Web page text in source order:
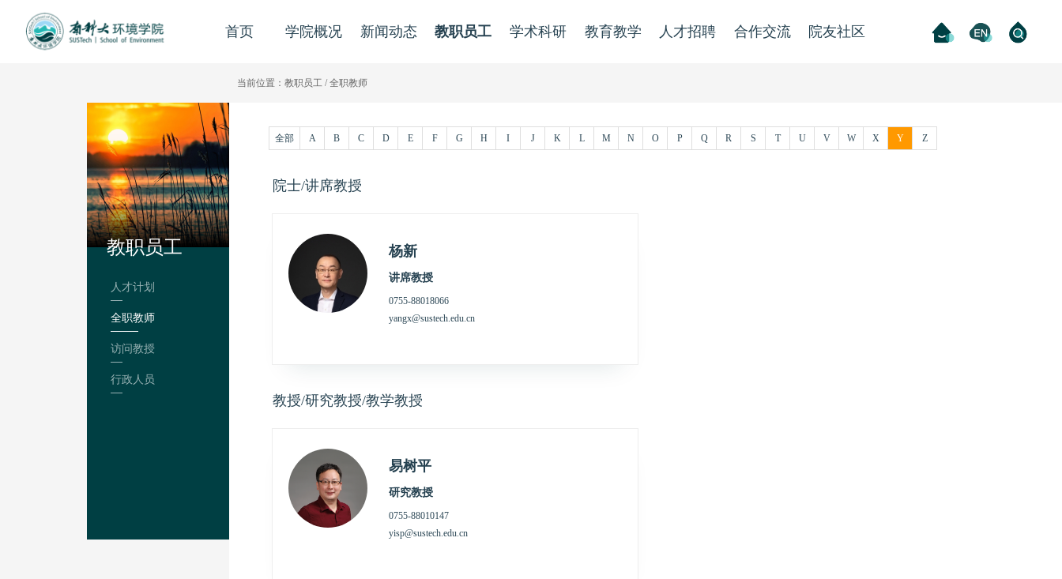
首页 学院概况 新闻动态 教职员工 学术科研 教育教学 人才招聘 合作交流 院友社区
当前位置： 教职员工 /全职教师
教职员工
人才计划
全职教师
访问教授
行政人员
全部 A B C D E F G H I J K L M N O P Q R S T U V W X Y Z
院士/讲席教授
杨新
讲席教授
0755-88018066
yangx@sustech.edu.cn
教授/研究教授/教学教授
易树平
研究教授
0755-88010147
yisp@sustech.edu.cn